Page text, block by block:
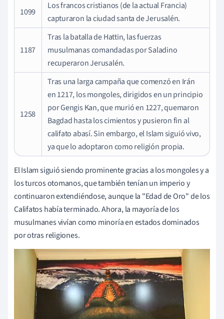
1099
Los francos cristianos (de la actual Francia)
capturaron la ciudad santa de Jerusalén.
1187
Tras la batalla de Hattin, las fuerzas
musulmanas comandadas por Saladino
recuperaron Jerusalén.
1258
Tras una larga campaña que comenzó en Irán
en 1217, los mongoles, dirigidos en un principio
por Gengis Kan, que murió en 1227, quemaron
Bagdad hasta los cimientos y pusieron fin al
califato abasí. Sin embargo, el Islam siguió vivo,
ya que lo adoptaron como religión propia.
El Islam siguió siendo prominente gracias a los mongoles y a
los turcos otomanos, que también tenían un imperio y
continuaron extendiéndose, aunque la "Edad de Oro" de los
Califatos había terminado. Ahora, la mayoría de los
musulmanes vivían como minoría en estados dominados
por otras religiones.